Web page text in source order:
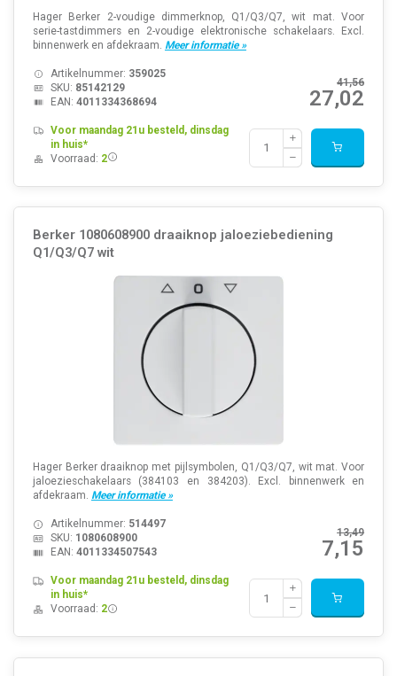
Hager Berker 2-voudige dimmerknop, Q1/Q3/Q7, wit mat. Voor
serie-tastdimmers en 2-voudige elektronische schakelaars. Excl.
binnenwerk en afdekraam. Meer informatie »
41,56
27,02
Artikelnummer: 359025
SKU: 85142129
EAN: 4011334368694
Voor maandag 21u besteld, dinsdag
in huis*
Voorraad: 2
Berker 1080608900 draaiknop jaloeziebediening
Q1/Q3/Q7 wit
Hager Berker draaiknop met pijlsymbolen, Q1/Q3/Q7, wit mat. Voor
jaloezieschakelaars (384103 en 384203). Excl. binnenwerk en
afdekraam. Meer informatie »
13,49
7,15
Artikelnummer: 514497
SKU: 1080608900
EAN: 4011334507543
Voor maandag 21u besteld, dinsdag
in huis*
Voorraad: 2